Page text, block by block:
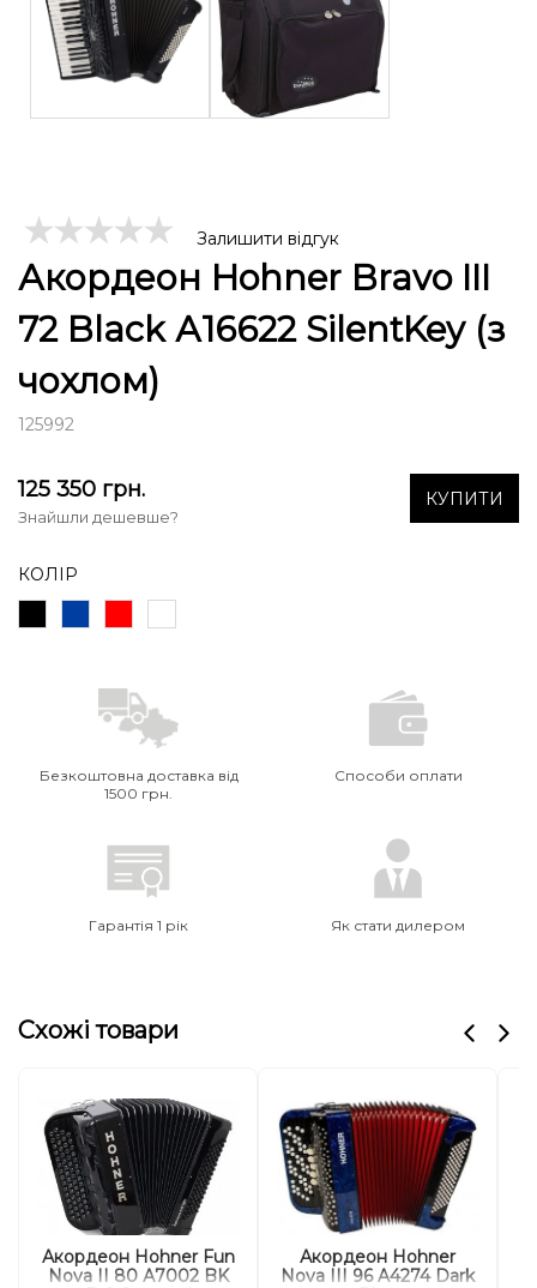
Залишити відгук
Акордеон Hohner Bravo III
72 Black А16622 SilentKey (з
чохлом)
125992
125 350 грн.
Знайшли дешевше?
КУПИТИ
КОЛІР
Безкоштовна доставка від
1500 грн.
Способи оплати
Гарантія 1 рік Як стати дилером
Схожі товари
Акордеон Hohner Fun
Nova II 80 А7002 BK
Акордеон Hohner
Nova III 96 A4274 Dark